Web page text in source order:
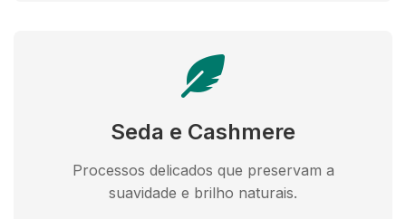
Seda e Cashmere
Processos delicados que preservam a
suavidade e brilho naturais.